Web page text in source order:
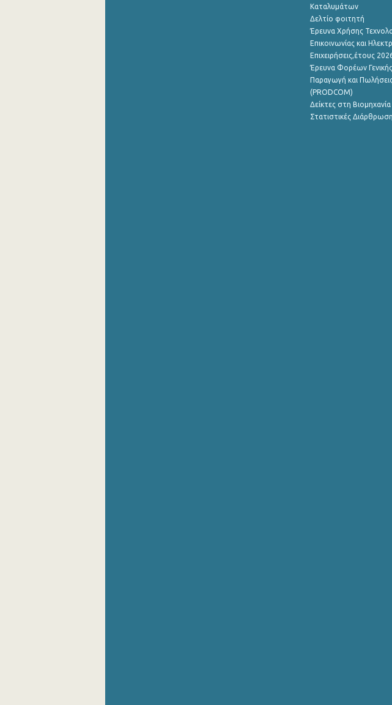
Καταλυμάτων
Δελτίο φοιτητή
Έρευνα Χρήσης
Επικοινωνίας και
Επιχειρήσεις,έτους
Έρευνα Φορέων
Παραγωγή και
(PRODCOM)
Δείκτες στη
Στατιστικές